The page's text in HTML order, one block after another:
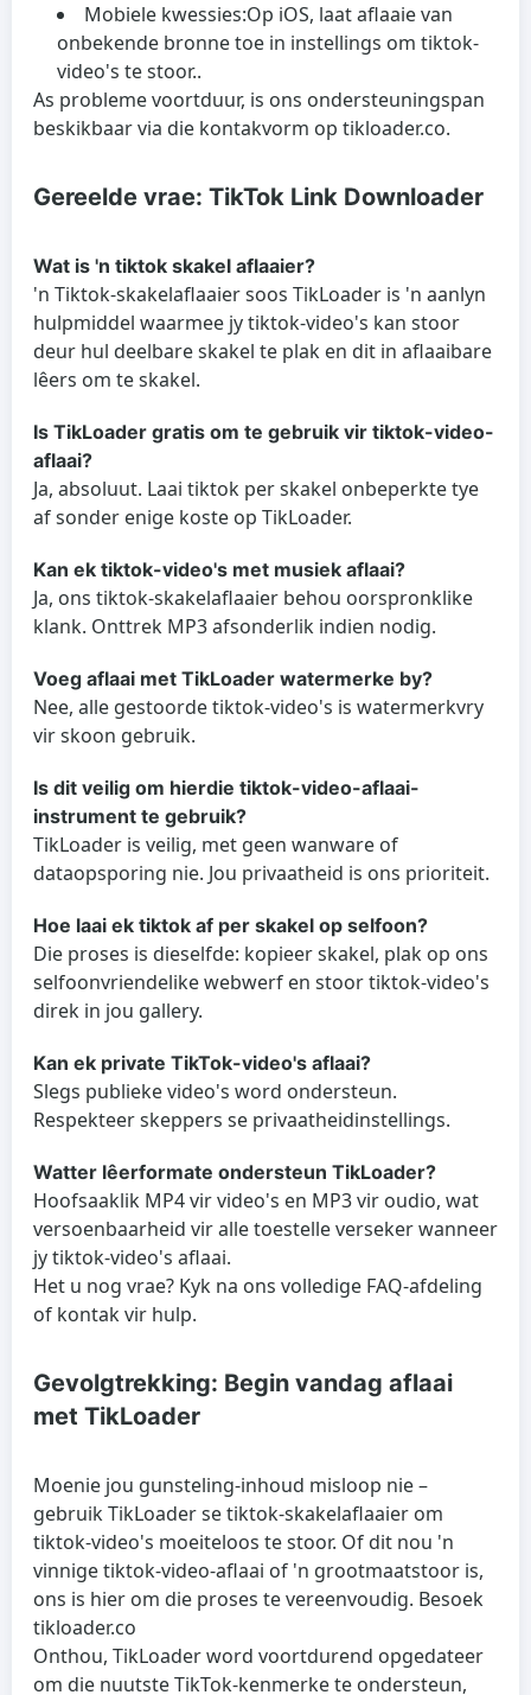
Mobiele kwessies:Op iOS, laat aflaaie van
onbekende bronne toe in instellings om tiktok-
video's te stoor..
As probleme voortduur, is ons ondersteuningspan
beskikbaar via die kontakvorm op tikloader.co.
Gereelde vrae: TikTok Link Downloader
Wat is 'n tiktok skakel aflaaier?
'n Tiktok-skakelaflaaier soos TikLoader is 'n aanlyn
hulpmiddel waarmee jy tiktok-video's kan stoor
deur hul deelbare skakel te plak en dit in aflaaibare
lêers om te skakel.
Is TikLoader gratis om te gebruik vir tiktok-video-
aflaai?
Ja, absoluut. Laai tiktok per skakel onbeperkte tye
af sonder enige koste op TikLoader.
Kan ek tiktok-video's met musiek aflaai?
Ja, ons tiktok-skakelaflaaier behou oorspronklike
klank. Onttrek MP3 afsonderlik indien nodig.
Voeg aflaai met TikLoader watermerke by?
Nee, alle gestoorde tiktok-video's is watermerkvry
vir skoon gebruik.
Is dit veilig om hierdie tiktok-video-aflaai-
instrument te gebruik?
TikLoader is veilig, met geen wanware of
dataopsporing nie. Jou privaatheid is ons prioriteit.
Hoe laai ek tiktok af per skakel op selfoon?
Die proses is dieselfde: kopieer skakel, plak op ons
selfoonvriendelike webwerf en stoor tiktok-video's
direk in jou gallery.
Kan ek private TikTok-video's aflaai?
Slegs publieke video's word ondersteun.
Respekteer skeppers se privaatheidinstellings.
Watter lêerformate ondersteun TikLoader?
Hoofsaaklik MP4 vir video's en MP3 vir oudio, wat
versoenbaarheid vir alle toestelle verseker wanneer
jy tiktok-video's aflaai.
Het u nog vrae? Kyk na ons volledige FAQ-afdeling
of kontak vir hulp.
Gevolgtrekking: Begin vandag aflaai
met TikLoader
Moenie jou gunsteling-inhoud misloop nie –
gebruik TikLoader se tiktok-skakelaflaaier om
tiktok-video's moeiteloos te stoor. Of dit nou 'n
vinnige tiktok-video-aflaai of 'n grootmaatstoor is,
ons is hier om die proses te vereenvoudig. Besoek
tikloader.co
Onthou, TikLoader word voortdurend opgedateer
om die nuutste TikTok-kenmerke te ondersteun,